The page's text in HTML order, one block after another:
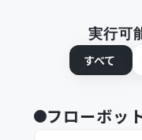
実行可
すべて
フローボッ